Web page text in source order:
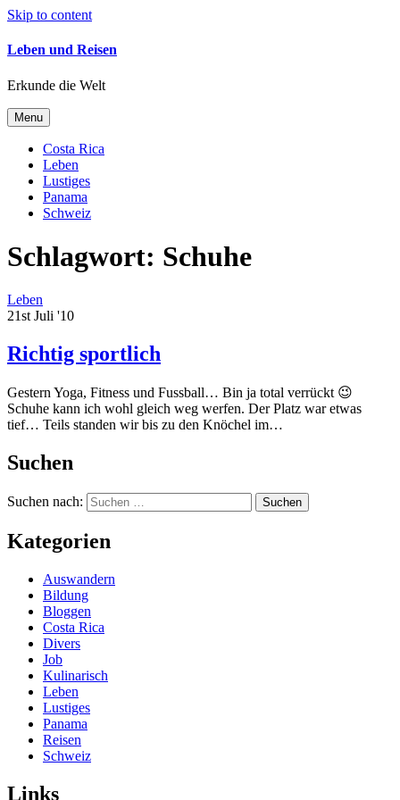
Skip to content
Leben und Reisen
Erkunde die Welt
Menu
Costa Rica
Leben
Lustiges
Panama
Schweiz
Schlagwort: Schuhe
Leben
21st Juli '10
Richtig sportlich
Gestern Yoga, Fitness und Fussball… Bin ja total verrückt 😉
Schuhe kann ich wohl gleich weg werfen. Der Platz war etwas
tief… Teils standen wir bis zu den Knöchel im…
Suchen
Suchen nach:
Kategorien
Auswandern
Bildung
Bloggen
Costa Rica
Divers
Job
Kulinarisch
Leben
Lustiges
Panama
Reisen
Schweiz
Links